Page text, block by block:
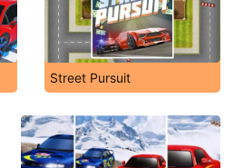
Street Pursuit